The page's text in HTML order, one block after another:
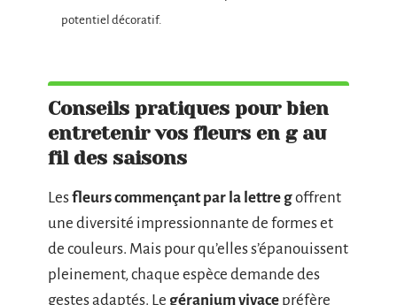
potentiel décoratif.
Conseils pratiques pour bien
entretenir vos fleurs en g au
fil des saisons
Lesfleurs commençant par la lettre goffrent
une diversité impressionnante de formes et
de couleurs. Mais pour qu’elles s’épanouissent
pleinement, chaque espèce demande des
gestes adaptés. Le géranium vivace préfère